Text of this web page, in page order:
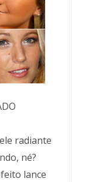
radiante
né?
lance